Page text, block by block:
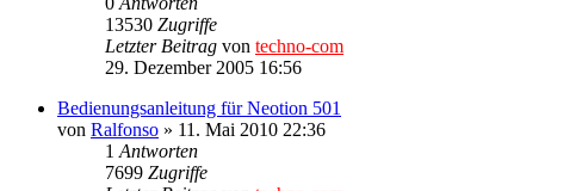
13530 Zugriffe
Letzter Beitrag von techno-com
29. Dezember 2005 16:56
Bedienungsanleitung für Neotion 501
von Ralfonso » 11. Mai 2010 22:36
1 Antworten
7699 Zugriffe